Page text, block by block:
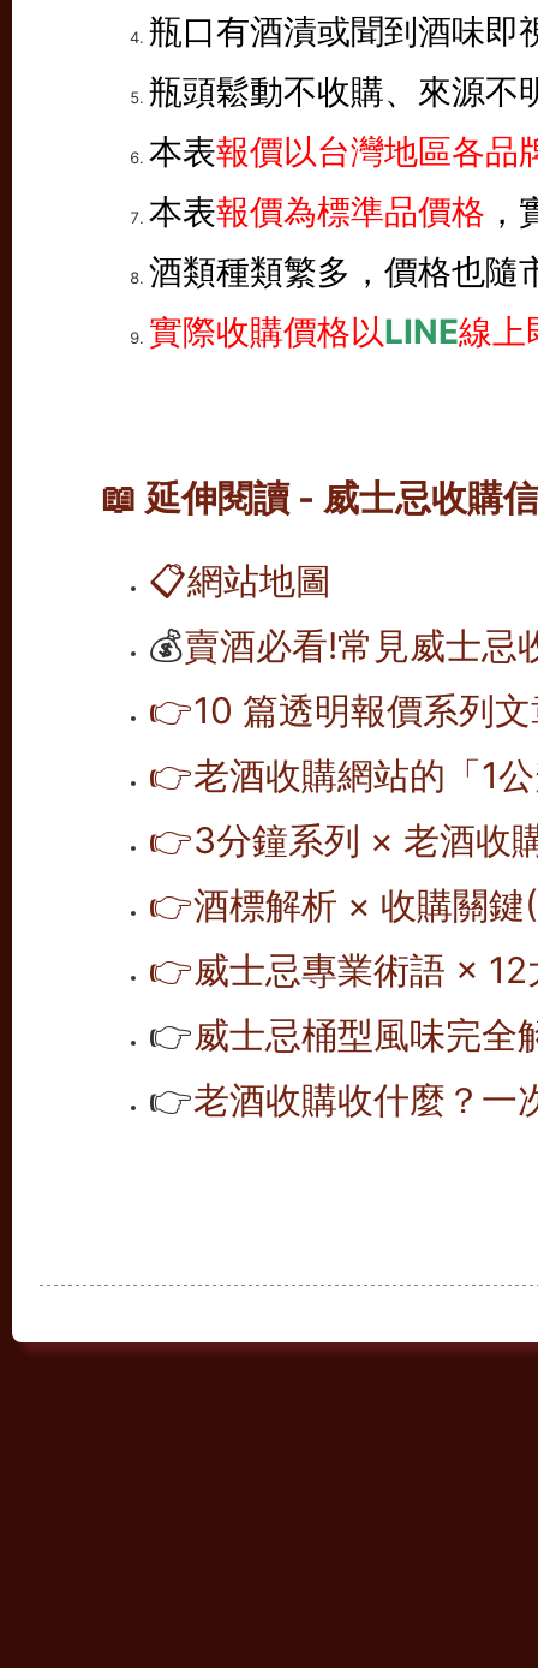
瓶口有酒漬或聞到酒味即
瓶頭鬆動不收購、來源不
本表報價以台灣地區各品
本表報價為標準品價格
酒類種類繁多，價格也隨
實際收購價格以LINE線上
📖 延伸閱讀 - 威士忌收購
📋網站地圖
💰賣酒必看!常見威士忌
👉10 篇透明報價系列
👉老酒收購網站的「1
👉3分鐘系列 × 老酒收
👉酒標解析 × 收購關鍵
👉威士忌專業術語 ×
👉威士忌桶型風味完全
👉老酒收購收什麼？一